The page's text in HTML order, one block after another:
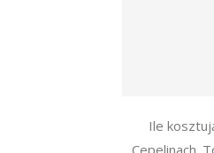
Ile